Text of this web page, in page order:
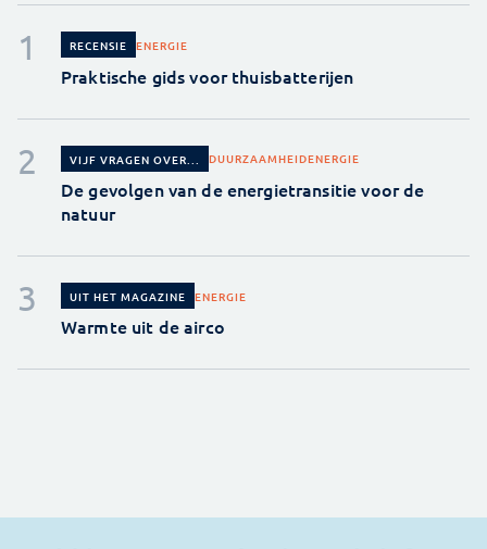
RECENSIE ENERGIE
Praktische gids voor thuisbatterijen
VIJF VRAGEN OVER... DUURZAAMHEIDENERGIE
De gevolgen van de energietransitie voor de
natuur
UIT HET MAGAZINE ENERGIE
Warmte uit de airco